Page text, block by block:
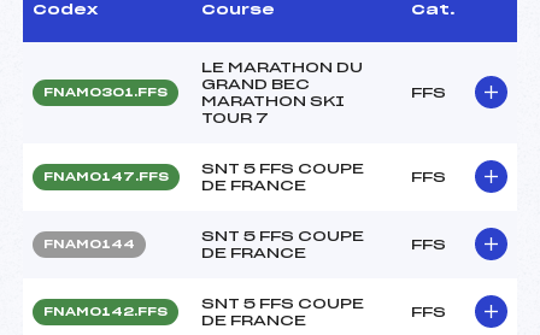
Codex Course Cat.
FNAM0301.FFS
LE MARATHON DU
GRAND BEC
MARATHON SKI
TOUR 7
FFS
FNAM0147.FFS
SNT 5 FFS COUPE
DE FRANCE
FFS
FNAM0144
SNT 5 FFS COUPE
DE FRANCE
FFS
FNAM0142.FFS
SNT 5 FFS COUPE
DE FRANCE
FFS